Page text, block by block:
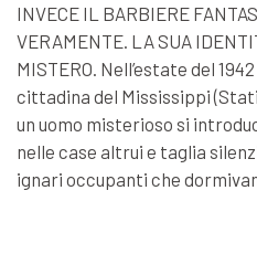
INVECE IL BARBIERE
VERAMENTE. LA SUA
MISTERO. Nell’estate del
cittadina del Mississippi
un uomo misterioso si
nelle case altrui e taglia
ignari occupanti che